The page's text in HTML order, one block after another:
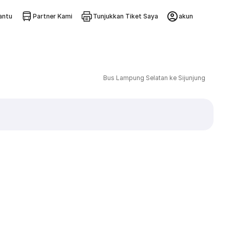
Partner Kami Tunjukkan Tiket Saya akun
Bus Lampung Selatan ke Sijunjung